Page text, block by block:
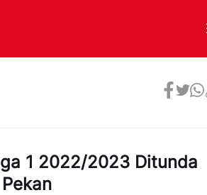
1 2022/2023 Ditunda